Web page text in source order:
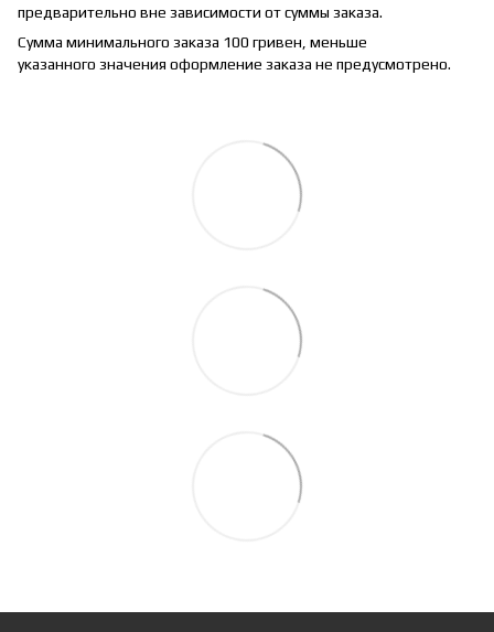
предварительно вне зависимости от суммы заказа.
Сумма минимального заказа 100 гривен, меньше
указанного значения оформление заказа не предусмотрено.